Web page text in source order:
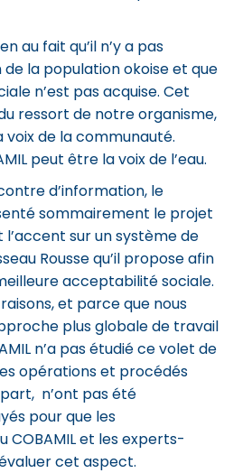
au fait qu’il n’y a pas
de la population okoise et que
n’est pas acquise. Cet
ressort de notre organisme,
de la communauté.
peut être la voix de l’eau.
d’information, le
sommairement le projet
sur un système de
Rousse qu’il propose afin
acceptabilité sociale.
et parce que nous
plus globale de travail
n’a pas étudié ce volet de
opérations et procédés
n’ont pas été
pour que les
COBAMIL et les experts-
cet aspect.